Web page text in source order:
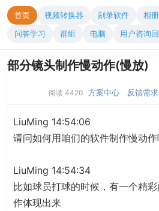
首页 视频转换器 刻录软件 相
问答学习
群组 电脑 用户咨询
部分镜头制作慢动作(慢放)
阅读 4420 方案中心 反馈需求
LiuMing 14:54:06
请问如何用咱们的软件制作慢动作
LiuMing 14:54:34
比如球员打球的时候，有一个精
作体现出来